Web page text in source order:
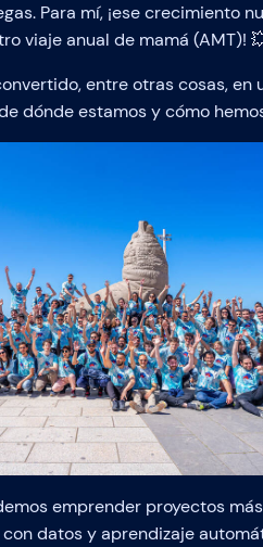
Para mí, ¡ese crecimiento
viaje anual de mamá (AMT)!
entre otras cosas, en
dónde estamos y cómo
emprender proyectos
datos y aprendizaje